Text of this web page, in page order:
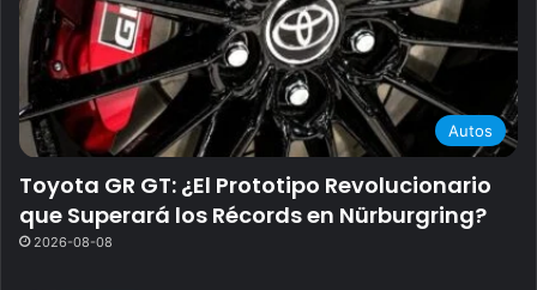
Autos
Toyota GR GT: ¿El Prototipo Revolucionario
que Superará los Récords en Nürburgring?
2026-08-08